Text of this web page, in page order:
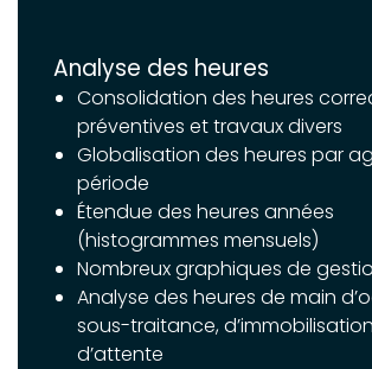
Analyse des heures
Consolidation des heures
préventives et travaux divers
Globalisation des heures par
période
Étendue des heures années
(histogrammes mensuels)
Nombreux graphiques de
Analyse des heures de main
sous-traitance,
d’attente